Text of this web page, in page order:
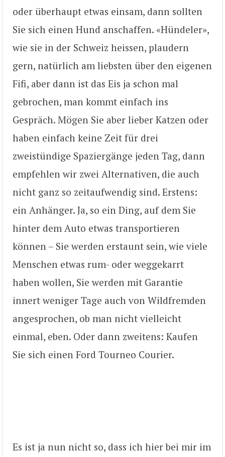
oder überhaupt etwas einsam, dann sollten
Sie sich einen Hund anschaffen. «Hündeler»,
wie sie in der Schweiz heissen, plaudern
gern, natürlich am liebsten über den eigenen
Fifi, aber dann ist das Eis ja schon mal
gebrochen, man kommt einfach ins
Gespräch. Mögen Sie aber lieber Katzen oder
haben einfach keine Zeit für drei
zweistündige Spaziergänge jeden Tag, dann
empfehlen wir zwei Alternativen, die auch
nicht ganz so zeitaufwendig sind. Erstens:
ein Anhänger. Ja, so ein Ding, auf dem Sie
hinter dem Auto etwas transportieren
können – Sie werden erstaunt sein, wie viele
Menschen etwas rum- oder weggekarrt
haben wollen, Sie werden mit Garantie
innert weniger Tage auch von Wildfremden
angesprochen, ob man nicht vielleicht
einmal, eben. Oder dann zweitens: Kaufen
Sie sich einen Ford Tourneo Courier.
Es ist ja nun nicht so, dass ich hier bei mir im